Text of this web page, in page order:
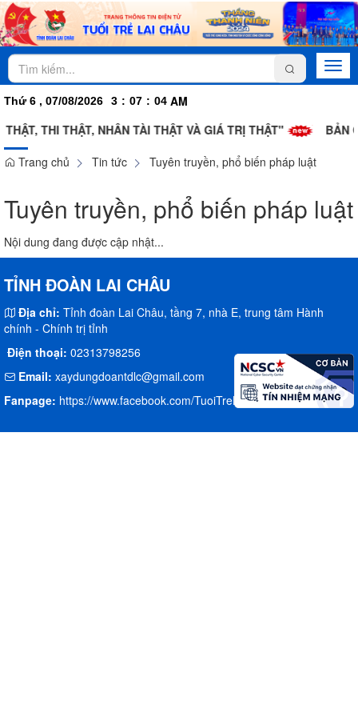
Thứ 6 , 07/08/2026 3 : 07 : 04 AM
THI THẬT, NHÂN TÀI THẬT VÀ GIÁ TRỊ THẬT"
BẢN
Trang chủ
Tin tức Tuyên truyền, phổ biến pháp luật
Tuyên truyền, phổ biến pháp luật
Nội dung đang được cập nhật...
TỈNH ĐOÀN LAI CHÂU
Địa chỉ: Tỉnh đoàn Lai Châu, tầng 7, nhà E, trung tâm Hành
chính - Chính trị tỉnh
Điện thoại: 02313798256
Email: xaydungdoantdlc@gmail.com
Fanpage: https://www.facebook.com/TuoiTreLaiChau